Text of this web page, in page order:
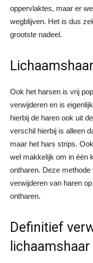
oppervlaktes, maar er
wegblijven. Het is dus
grootste nadeel.
Ook het harsen is vrij
verwijderen en is
hierbij de haren ook uit
verschil hierbij is alleen
maar het hars strips.
wel makkelijk om in één
ontharen. Deze
verwijderen van haren
ontharen.
Definitief
lichaamshaar